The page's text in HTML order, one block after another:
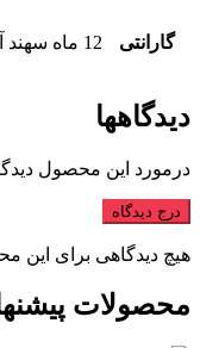
گارانتی 12 ماه سهند آوا
دیدگاهها
درمورد این محصول
درج دیدگاه
هیچ دیدگاهی برای
محصولات